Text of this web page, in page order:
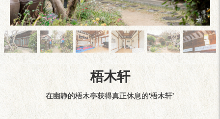
梧木轩
在幽静的梧木亭获得真正休息的‘梧木轩’